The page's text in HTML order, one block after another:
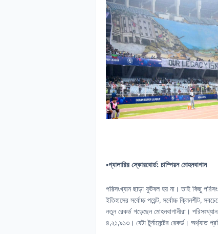
▪️গ্যালারির স্কোরবোর্ড: চাম্পিয়ন মোহনবাগান
পরিসংখ্যান ছাড়া ফুটবল হয় না। তাই কিছু
ইতিহাসের সর্বোচ্চ পয়েন্ট, সর্বোচ্চ ক্লিনশীট,
নতুন রেকর্ড গড়েছেন মোহনবাগানীরা।
৪,২১,৯১৩। যেটা টুর্নামেন্টের রেকর্ড।